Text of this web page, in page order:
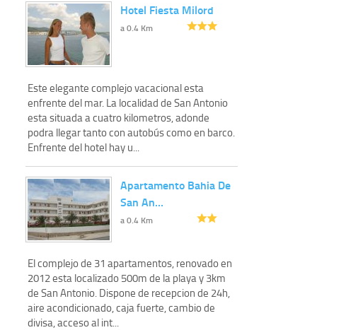
Hotel Fiesta Milord
a 0.4 Km
Este elegante complejo vacacional esta
enfrente del mar. La localidad de San Antonio
esta situada a cuatro kilometros, adonde
podra llegar tanto con autobús como en barco.
Enfrente del hotel hay u...
Apartamento Bahia De
San An…
a 0.4 Km
El complejo de 31 apartamentos, renovado en
2012 esta localizado 500m de la playa y 3km
de San Antonio. Dispone de recepcion de 24h,
aire acondicionado, caja fuerte, cambio de
divisa, acceso al int...